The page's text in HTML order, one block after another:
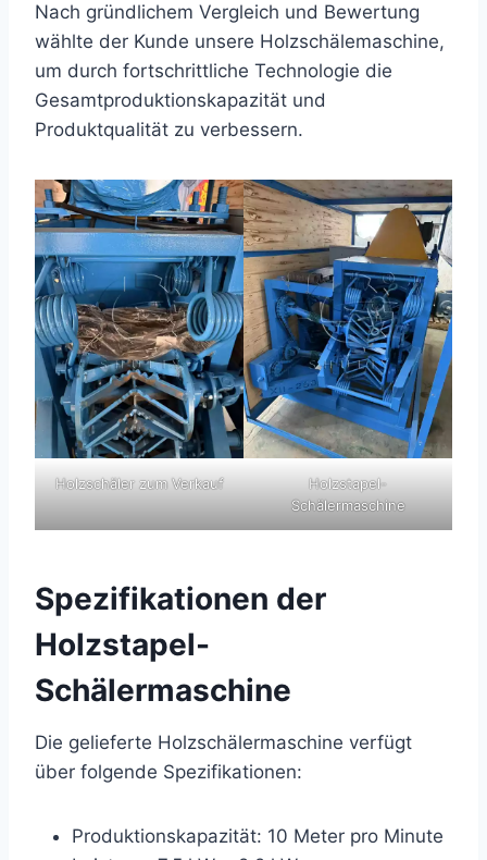
Nach gründlichem Vergleich und Bewertung
wählte der Kunde unsere Holzschälemaschine,
um durch fortschrittliche Technologie die
Gesamtproduktionskapazität und
Produktqualität zu verbessern.
Holzschäler zum Verkauf
Holzstapel-
Schälermaschine
Spezifikationen der
Holzstapel-
Schälermaschine
Die gelieferte Holzschälermaschine verfügt
über folgende Spezifikationen:
Produktionskapazität: 10 Meter pro Minute